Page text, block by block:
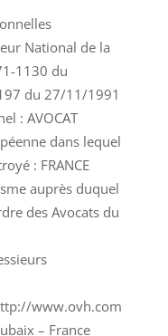
National de la
1130 du
du 27/11/1991
: AVOCAT
dans lequel
: FRANCE
auprès duquel
des Avocats du
www.ovh.com
– France